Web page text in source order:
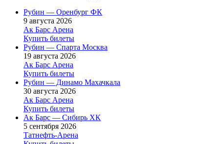
Рубин — Оренбург ФК
9 августа 2026
Ак Барс Арена
Купить билеты
Рубин — Спарта Москва
19 августа 2026
Ак Барс Арена
Купить билеты
Рубин — Динамо Махачкала
30 августа 2026
Ак Барс Арена
Купить билеты
Ак Барс — Сибирь ХК
5 сентября 2026
Татнефть-Арена